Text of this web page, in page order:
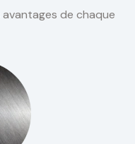
de chaque